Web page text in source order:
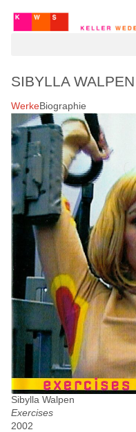
SIBYLLA WALPEN
WerkeBiographie
Sibylla Walpen
Exercises
2002